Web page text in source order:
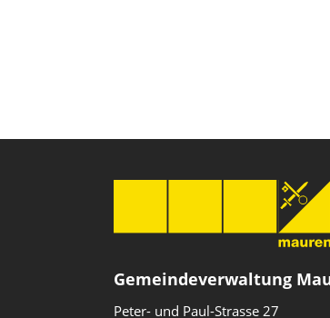
Gemeindeverwaltung
Peter- und Paul-Strasse 27